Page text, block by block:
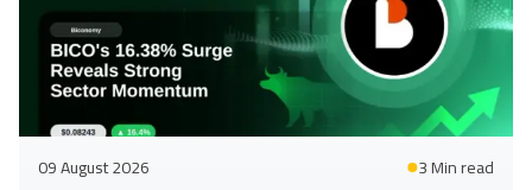
09 August 2026 3 Minread